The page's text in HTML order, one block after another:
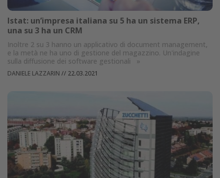
Istat: un’impresa italiana su 5 ha un sistema ERP,
una su 3 ha un CRM
Inoltre 2 su 3 hanno un applicativo di document management,
e la metà ne ha uno di gestione del magazzino. Un'indagine
sulla diffusione dei software gestionali
»
DANIELE LAZZARIN // 22.03.2021